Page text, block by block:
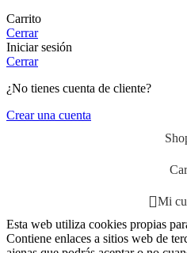
Carrito
Cerrar
Iniciar sesión
Cerrar
¿No tienes cuenta de cliente?
Crear una cuenta
Mi
Esta web utiliza cookies propias
Contiene enlaces a sitios web de